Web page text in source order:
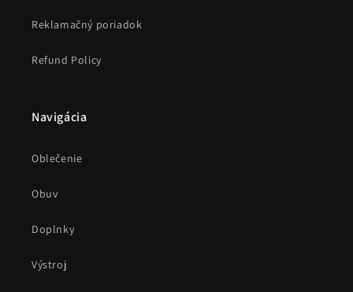
Reklamačný poriadok
Refund Policy
Navigácia
Oblečenie
Obuv
Doplnky
Výstroj